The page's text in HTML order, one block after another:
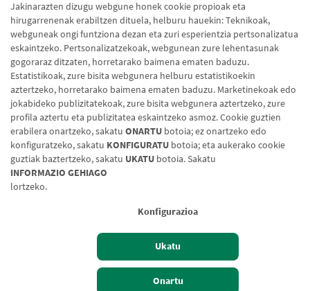
Jakinarazten dizugu webgune honek cookie propioak eta
hirugarrenenak erabiltzen dituela, helburu hauekin: Teknikoak,
webguneak ongi funtziona dezan eta zuri esperientzia pertsonalizatua
eskaintzeko. Pertsonalizatzekoak, webgunean zure lehentasunak
gogoraraz ditzaten, horretarako baimena ematen baduzu.
Estatistikoak, zure bisita webgunera helburu estatistikoekin
aztertzeko, horretarako baimena ematen baduzu. Marketinekoak edo
jokabideko publizitatekoak, zure bisita webgunera aztertzeko, zure
profila aztertu eta publizitatea eskaintzeko asmoz. Cookie guztien
erabilera onartzeko, sakatu ONARTU botoia; ez onartzeko edo
konfiguratzeko, sakatu KONFIGURATU botoia; eta aukerako cookie
guztiak baztertzeko, sakatu UKATU botoia. Sakatu
INFORMAZIO GEHIAGO
lortzeko.
Konfigurazioa
Ukatu
Onartu
Izan bezero Bezeroen sarbidea
Cookien politika